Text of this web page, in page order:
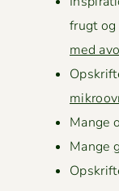
frugt
med
Mange
Mange